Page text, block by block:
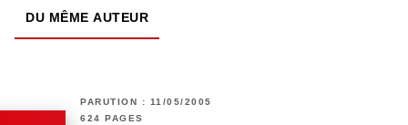
DU MÊME AUTEUR
PARUTION : 11/05/2005
624 PAGES